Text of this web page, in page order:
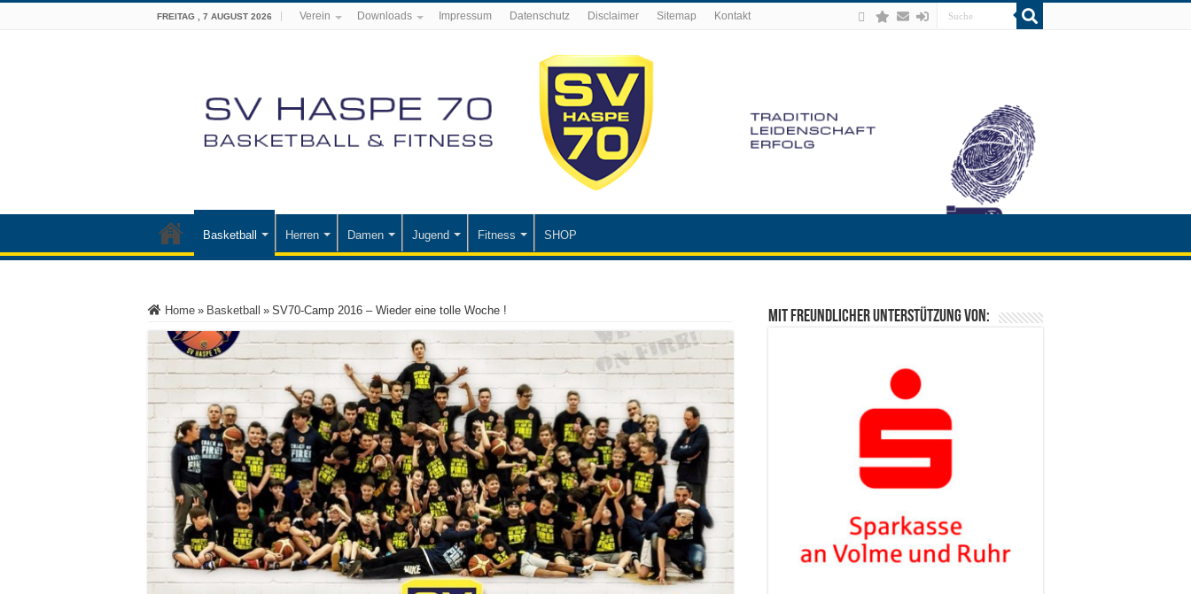
FREITAG , 7 AUGUST 2026 Verein Downloads Impressum Datenschutz Disclaimer Sitemap Kontakt
Basketball Herren Damen Jugend Fitness SHOP
Home » Basketball » SV70-Camp 2016 – Wieder eine tolle Woche ! Mit freundlicher Unterstützung von: